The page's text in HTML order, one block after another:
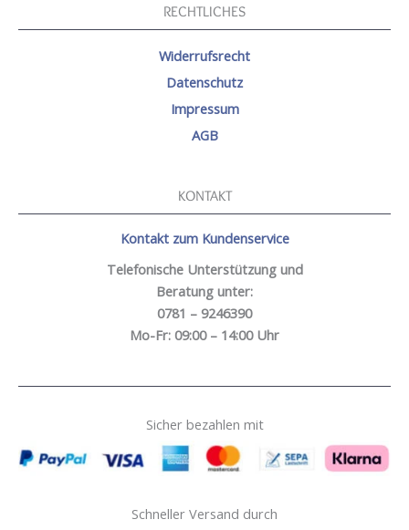
RECHTLICHES
Widerrufsrecht
Datenschutz
Impressum
AGB
KONTAKT
Kontakt zum Kundenservice
Telefonische Unterstützung und
Beratung unter:
0781 – 9246390
Mo-Fr: 09:00 – 14:00 Uhr
Sicher bezahlen mit
Schneller Versand durch